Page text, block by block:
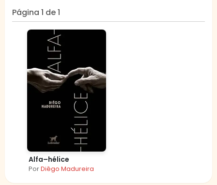
Página 1 de 1
Alfa–hélice
PorDiêgo Madureira